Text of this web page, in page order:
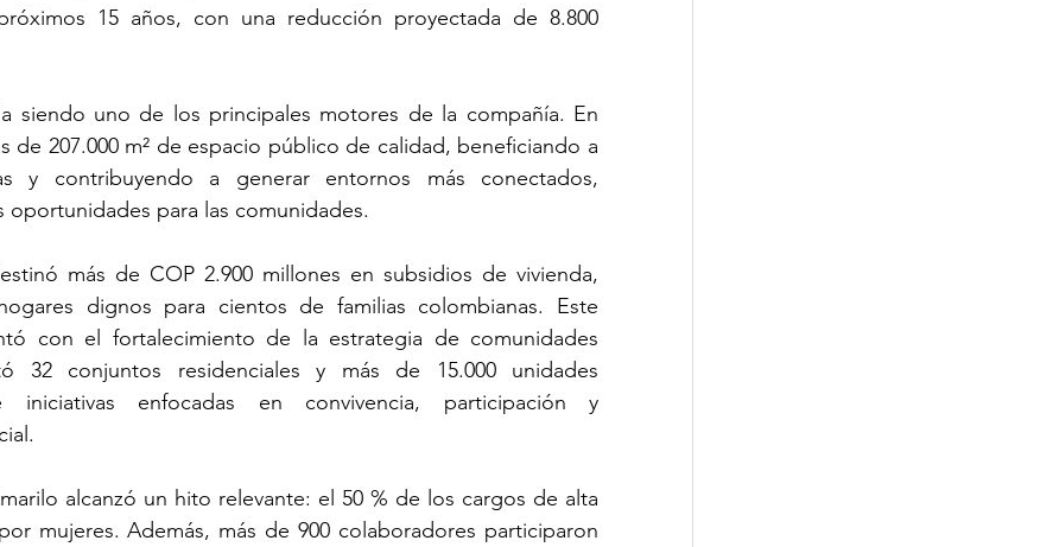
15 años, con una reducción proyectada de 8.800
siendo uno de los principales motores de la compañía. En
de 207.000 m² de espacio público de calidad, beneficiando a
y contribuyendo a generar entornos más conectados,
oportunidades para las comunidades.
más de COP 2.900 millones en subsidios de vivienda,
dignos para cientos de familias colombianas. Este
con el fortalecimiento de la estrategia de comunidades
32 conjuntos residenciales y más de 15.000 unidades
iniciativas enfocadas en convivencia, participación y
alcanzó un hito relevante: el 50 % de los cargos de alta
mujeres. Además, más de 900 colaboradores participaron